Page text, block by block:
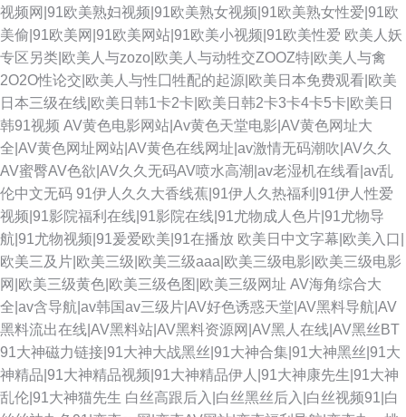
视频网|91欧美熟妇视频|91欧美熟女视频|91欧美熟女性爱|91欧
美偷|91欧美网|91欧美网站|91欧美小视频|91欧美性爱 欧美人妖
专区另类|欧美人与zozo|欧美人与动牲交ZOOZ特|欧美人与禽
2O2O性论交|欧美人与性囗牲配的起源|欧美日本免费观看|欧美
日本三级在线|欧美日韩1卡2卡|欧美日韩2卡3卡4卡5卡|欧美日
韩91视频 AV黄色电影网站|Av黄色天堂电影|AV黄色网址大
全|AV黄色网址网站|AV黄色在线网址|av激情无码潮吹|AV久久
AV蜜臀AV色欲|AV久久无码AV喷水高潮|av老湿机在线看|av乱
伦中文无码 91伊人久久大香线蕉|91伊人久热福利|91伊人性爱
视频|91影院福利在线|91影院在线|91尤物成人色片|91尤物导
航|91尤物视频|91爰爱欧美|91在播放 欧美日中文字幕|欧美入口|
欧美三及片|欧美三级|欧美三级aaa|欧美三级电影|欧美三级电影
网|欧美三级黄色|欧美三级色图|欧美三级网址 AV海角综合大
全|av含导航|av韩国av三级片|AV好色诱惑天堂|AV黑料导航|AV
黑料流出在线|AV黑料站|AV黑料资源网|AV黑人在线|AV黑丝BT
91大神磁力链接|91大神大战黑丝|91大神合集|91大神黑丝|91大
神精品|91大神精品视频|91大神精品伊人|91大神康先生|91大神
乱伦|91大神猫先生 白丝高跟后入|白丝黑丝后入|白丝视频91|白